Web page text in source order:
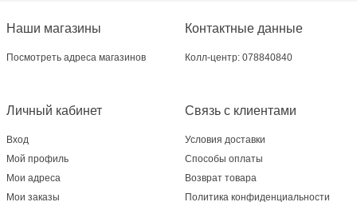
Наши магазины
Посмотреть адреса магазинов
Связь с клиентами
Условия доставки
Способы оплаты
Возврат товара
Политика конфиденциальности
Личный кабинет
Вход
Мой профиль
Мои адреса
Мои заказы
Контактные данные
Колл-центр: 078840840